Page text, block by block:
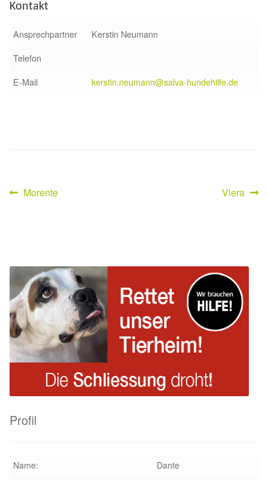
Kontakt
Ansprechpartner
Kerstin Neumann
Telefon
E-Mail
kerstin.neumann@salva-hundehilfe.de
Beitragsnavigation
Vorheriger
Morente
Nächster
Viera
Profil
Name:
Dante